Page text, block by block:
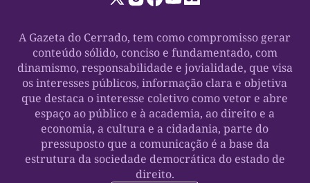
A Gazeta do Cerrado, tem como compromisso gerar
conteúdo sólido, conciso e fundamentado, com
dinamismo, responsabilidade e jovialidade, que visa
os interesses públicos, informação clara e objetiva
que destaca o interesse coletivo como vetor e abre
espaço ao público e à academia, ao direito e a
economia, a cultura e a cidadania, parte do
pressuposto que a comunicação é a base da
estrutura da sociedade democrática do estado de
direito.